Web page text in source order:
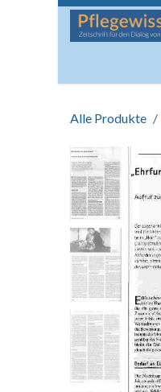
Zum Inhalt springen
Alle Produkte